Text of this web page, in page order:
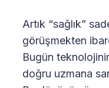
Artık “sağlık”
görüşmekten
Bugün
doğru uzmana